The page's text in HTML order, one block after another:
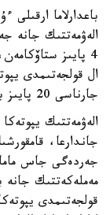
باعدارلاما
الەۋمەتتىك جانە
جارناسى 20 پايىز باستالادى.
الەۋمەتتىك
جاندارعا،
جەردەگى جاس
مەملەكەتتىك جانە
قولجەتىمدى